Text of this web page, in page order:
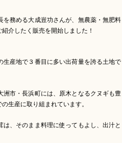
務める大成豈功さんが、無農薬・無肥料
介したく販売を開始しました！
産地で３番目に多い出荷量を誇る土地で
市・長浜町には、原木となるクヌギも豊
生産に取り組まれています。
、そのまま料理に使ってもよし、出汁と